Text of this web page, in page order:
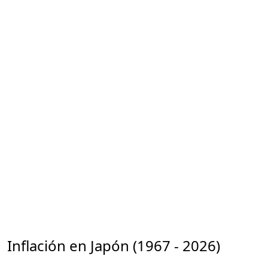
Inflación en Japón (1967 - 2026)